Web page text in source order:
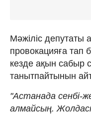
Мәжіліс депутаты
провокацияға тап
кезде ақын сабыр
танытпайтынын
"Астанада сенбі-
алмайсың.